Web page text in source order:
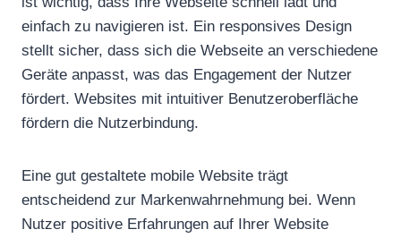
einfach zu navigieren ist. Ein responsives Design
stellt sicher, dass sich die Webseite an verschiedene
Geräte anpasst, was das Engagement der Nutzer
fördert. Websites mit intuitiver Benutzeroberfläche
fördern die Nutzerbindung.
Eine gut gestaltete mobile Website trägt
entscheidend zur Markenwahrnehmung bei. Wenn
Nutzer positive Erfahrungen auf Ihrer Website